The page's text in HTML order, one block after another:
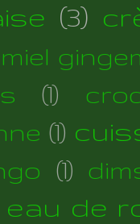
(3)
(1)
(1)
(1)
eau de